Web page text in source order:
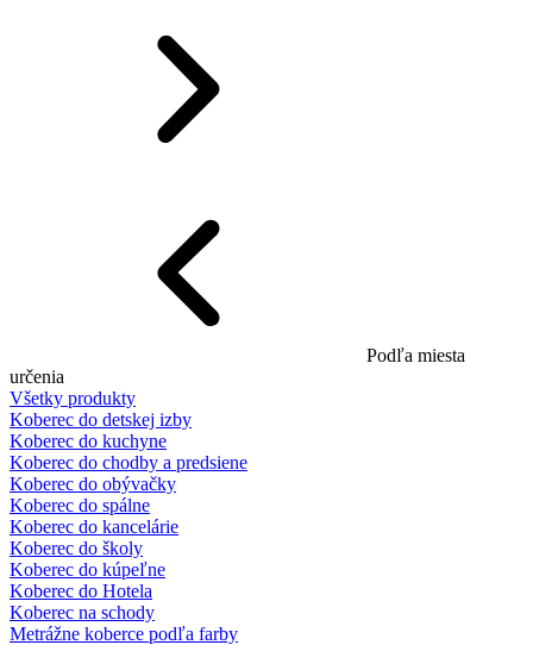
Podľa miesta
určenia
Všetky produkty
Koberec do detskej izby
Koberec do kuchyne
Koberec do chodby a predsiene
Koberec do obývačky
Koberec do spálne
Koberec do kancelárie
Koberec do školy
Koberec do kúpeľne
Koberec do Hotela
Koberec na schody
Metrážne koberce podľa farby